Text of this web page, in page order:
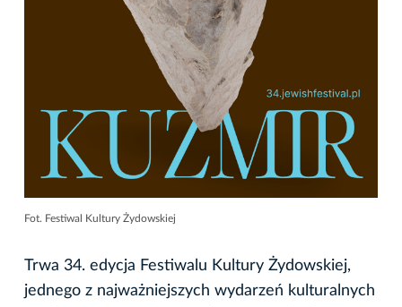
Fot. Festiwal Kultury Żydowskiej
Trwa 34. edycja Festiwalu Kultury Żydowskiej,
jednego z najważniejszych wydarzeń kulturalnych